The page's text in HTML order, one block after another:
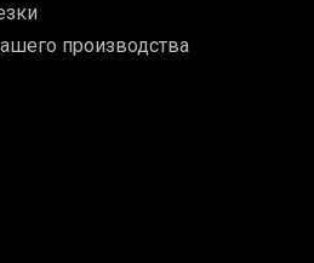
производства